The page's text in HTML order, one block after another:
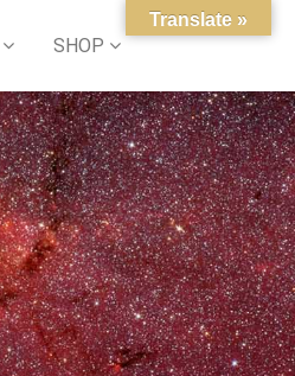
SHOP
Translate »